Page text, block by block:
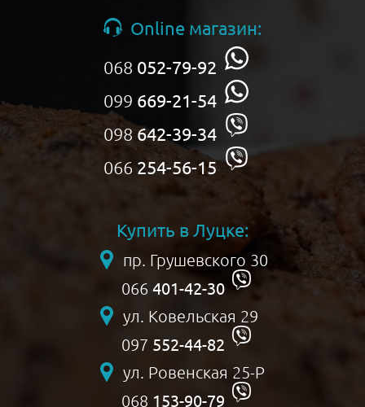
Online магазин:
068 052-79-92
099 669-21-54
098 642-39-34
066 254-56-15
Купить в Луцке:
пр. Грушевского 30
066 401-42-30
ул. Ковельская 29
097 552-44-82
ул. Ровенская 25-Р
068 153-90-79